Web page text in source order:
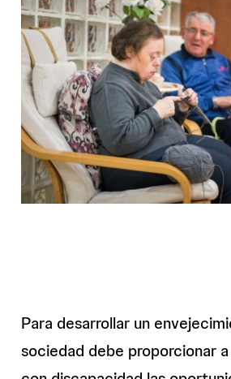
Para desarrollar un
sociedad debe proporcionar